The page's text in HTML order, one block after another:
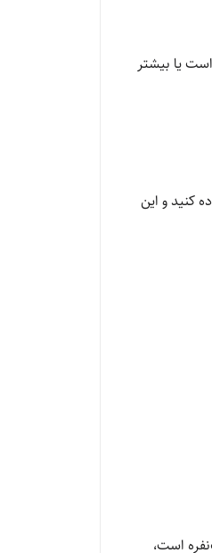
یا بیشتر
کنید و این
تک‌نفره است،